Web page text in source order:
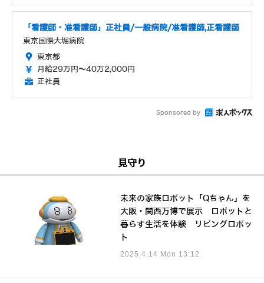
「看護師・准看護師」正社員/一般病院/准看護師,正看護師
東京国際大堀病院
東京都
月給29万円～40万2,000円
正社員
Sponsored by
見守り
未来の家族ロボット「Qちゃん」を
大阪・関西万博で展示 ロボットと
暮らす生活を体験 リビングロボッ
ト
2025.4.14 Mon 13:12